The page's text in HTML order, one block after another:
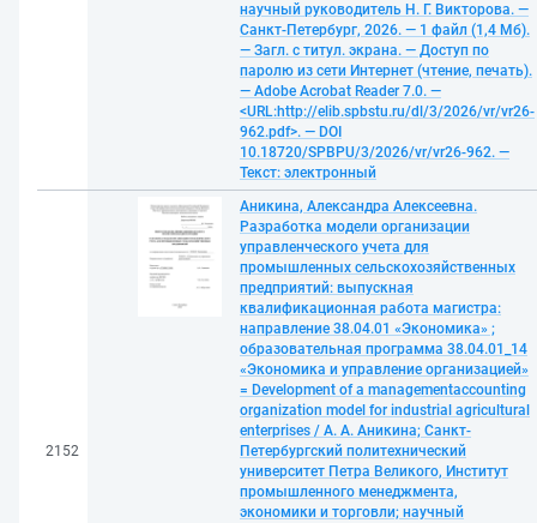
научный руководитель Н. Г. Викторова. —
Санкт-Петербург, 2026. — 1 файл (1,4 Мб).
— Загл. с титул. экрана. — Доступ по
паролю из сети Интернет (чтение, печать).
— Adobe Acrobat Reader 7.0. —
<URL:http://elib.spbstu.ru/dl/3/2026/vr/vr26-
962.pdf>. — DOI
10.18720/SPBPU/3/2026/vr/vr26-962. —
Текст: электронный
2152
Аникина, Александра Алексеевна.
Разработка модели организации
управленческого учета для
промышленных сельскохозяйственных
предприятий: выпускная
квалификационная работа магистра:
направление 38.04.01 «Экономика» ;
образовательная программа 38.04.01_14
«Экономика и управление организацией»
= Development of a managementaccounting
organization model for industrial agricultural
enterprises / А. А. Аникина; Санкт-
Петербургский политехнический
университет Петра Великого, Институт
промышленного менеджмента,
экономики и торговли; научный